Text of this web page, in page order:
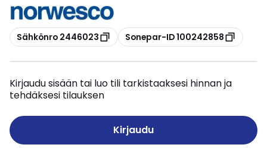
Kopioi
Sähkönro 2446023 Kopioi
Sonepar-ID 100242858
Kirjaudu sisään tai luo tili tarkistaaksesi hinnan ja
tehdäksesi tilauksen
Kirjaudu